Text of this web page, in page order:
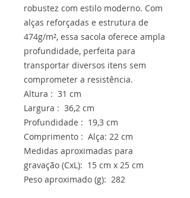
robustez com estilo moderno. Com
alças reforçadas e estrutura de
474g/m², essa sacola oferece ampla
profundidade, perfeita para
transportar diversos itens sem
comprometer a resistência.
Altura : 31 cm
Largura : 36,2 cm
Profundidade : 19,3 cm
Comprimento : Alça: 22 cm
Medidas aproximadas para
gravação (CxL): 15 cm x 25 cm
Peso aproximado (g): 282